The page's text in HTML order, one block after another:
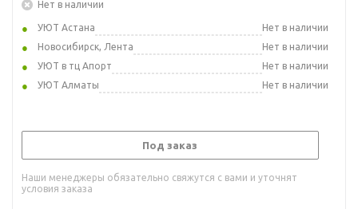
Нет в наличии
УЮТ Астана
Нет в наличии
Новосибирск, Лента
Нет в наличии
УЮТ в тц Апорт
Нет в наличии
УЮТ Алматы
Нет в наличии
Под заказ
Наши менеджеры обязательно свяжутся с вами и уточнят
условия заказа